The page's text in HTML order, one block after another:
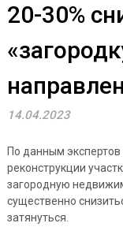
20-30%
14.04.2023
По данным экспертов
реконструкции
загородную
существенно
затянуться.